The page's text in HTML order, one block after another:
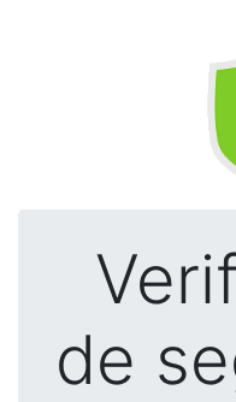
de